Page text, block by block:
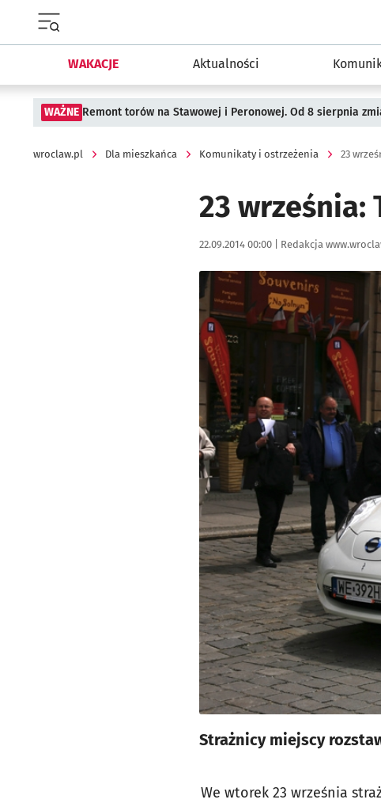
WAKACJE Aktualności
WAŻNE Remont torów na Stawowej i Peronowej. Od 8 sierpnia
wroclaw.pl Dla mieszkańca Komunikaty i ostrzeżenia 23
23
Data publikacji:
22.09.2014 00:00 | Autor:
Redakcja
Kliknij, aby powiększyć
Strażnicy miejscy
We wtorek 23 września